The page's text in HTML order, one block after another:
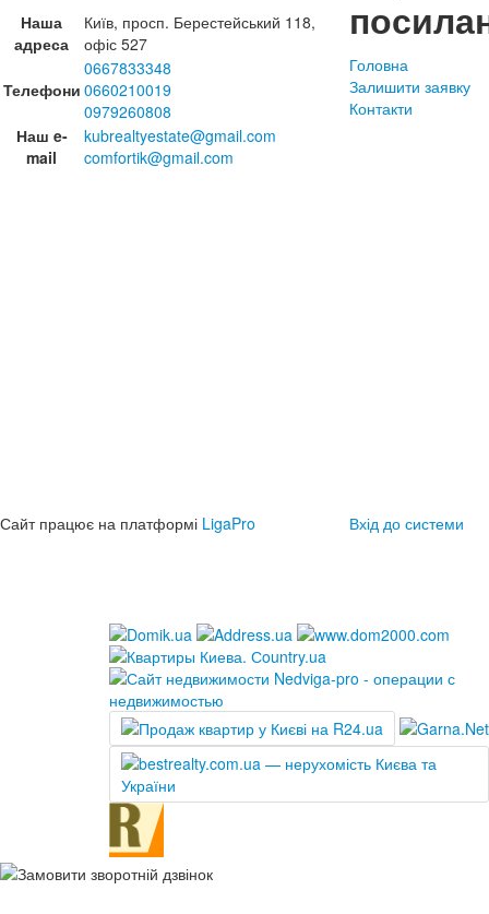
Наша
адреса
Київ, просп. Берестейський 118,
офіс 527
Телефони
0667833348
0660210019
0979260808
Наш e-
mail
kubrealtyestate@gmail.com
comfortik@gmail.com
Головна
Залишити заявку
Контакти
Сайт працює на платформі LigaPro Вхід до системи